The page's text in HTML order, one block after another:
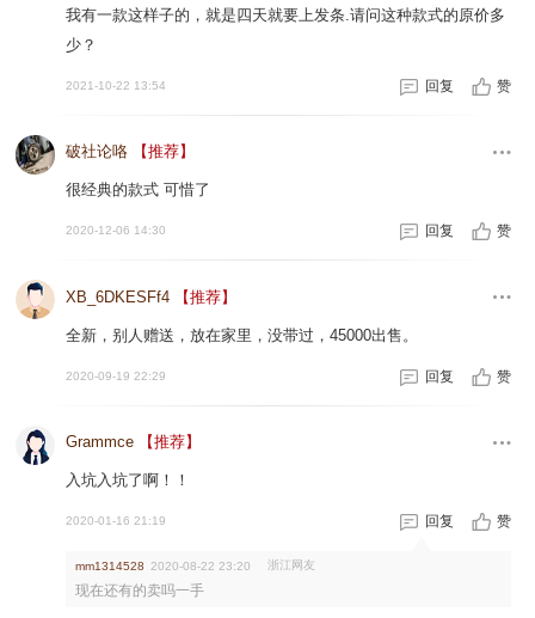
我有一款这样子的，就是四天就要上发条.请问这种款式的原价多
少？
2021-10-22 13:54 回复 赞
破社论咯 【推荐】
很经典的款式 可惜了
2020-12-06 14:30 回复 赞
XB_6DKESFf4 【推荐】
全新，别人赠送，放在家里，没带过，45000出售。
2020-09-19 22:29 回复 赞
Grammce 【推荐】
入坑入坑了啊！！
2020-01-16 21:19 回复 赞
mm1314528 2020-08-22 23:20 浙江网友
现在还有的卖吗一手